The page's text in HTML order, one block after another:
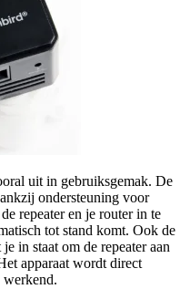
uit in gebruiksgemak. De
ondersteuning voor
repeater en je router in te
tot stand komt. Ook de
in staat om de repeater aan
apparaat wordt direct
werkend.